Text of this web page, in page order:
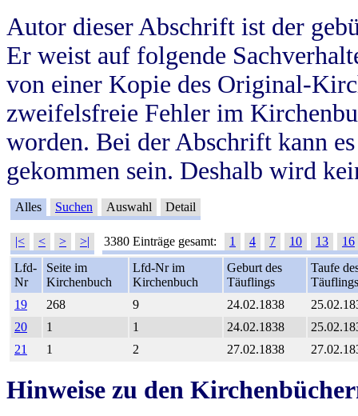
Autor dieser Abschrift ist der
Er weist auf folgende
von einer Kopie des Original-
zweifelsfreie Fehler im
worden. Bei der Abschrift kann
gekommen sein. Deshalb wird
Alles Suchen Auswahl Detail
|< < > >| 3380 Einträge gesamt: 1 4 7 10 13
16
Lfd-
Nr
Seite im
Kirchenbuch
Lfd-Nr im
Kirchenbuch
Geburt des
Täuflings
Taufe
Täuflings
19
268 9 24.02.1838
20
1 1 24.02.1838
21
1 2 27.02.1838
Hinweise zu den